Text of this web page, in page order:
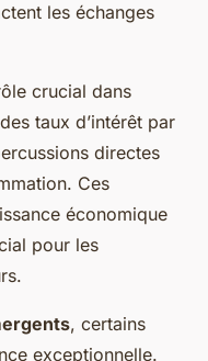
les échanges
crucial dans
taux d’intérêt par
directes
Ces
économique
pour les
, certains
exceptionnelle.